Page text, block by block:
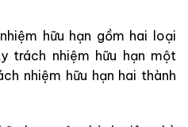
hữu hạn gồm hai loại
trách nhiệm hữu hạn một
nhiệm hữu hạn hai thành